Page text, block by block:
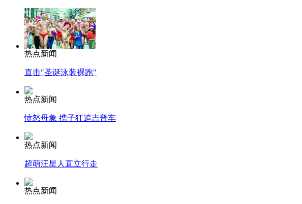
热点新闻
直击"圣诞泳装裸跑"
热点新闻
愤怒母象 携子狂追吉普车
热点新闻
超萌汪星人直立行走
热点新闻